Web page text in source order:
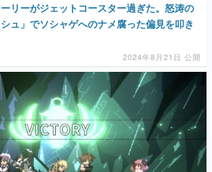
リーがジェットコースター過ぎた。怒涛の
ュ」でソシャゲへのナメ腐った偏見を叩き
2024年8月21日 公開